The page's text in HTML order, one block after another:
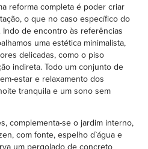
reforma completa é poder criar
o que no caso específico do
de encontro às referências
uma estética minimalista,
delicadas, como o piso
indireta. Todo um conjunto de
estar e relaxamento dos
tranquila e um sono sem
complementa-se o jardim interno,
com fonte, espelho d`água e
um pergolado de concreto